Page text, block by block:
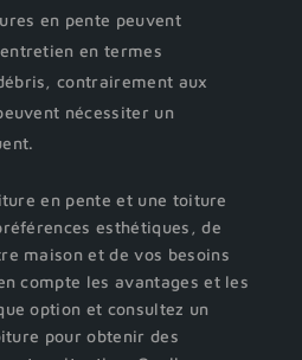
en pente peuvent
en termes
contrairement aux
nécessiter un
en pente et une toiture
esthétiques, de
maison et de vos besoins
compte les avantages et les
option et consultez un
pour obtenir des